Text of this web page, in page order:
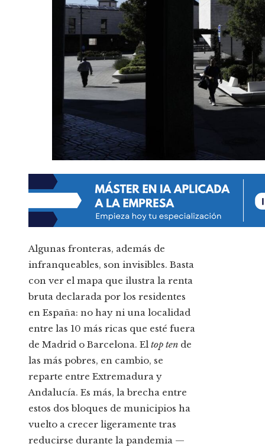
Algunas fronteras, además de
infranqueables, son invisibles. Basta
con ver el mapa que ilustra la renta
bruta declarada por los residentes
en España: no hay ni una localidad
entre las 10 más ricas que esté fuera
de Madrid o Barcelona. El top ten de
las más pobres, en cambio, se
reparte entre Extremadura y
Andalucía. Es más, la brecha entre
estos dos bloques de municipios ha
vuelto a crecer ligeramente tras
reducirse durante la pandemia —